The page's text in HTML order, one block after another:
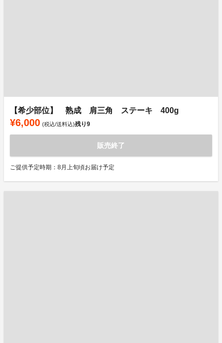
【希少部位】 熟成 肩三角 ステーキ 400g
¥6,000 (税込/送料込)残り9
販売終了
ご提供予定時期：8月上旬頃お届け予定